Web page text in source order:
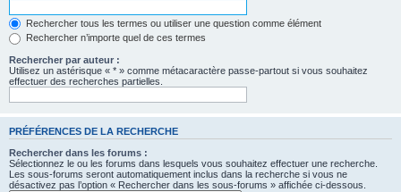
Rechercher tous les termes ou utiliser une question comme élément
Rechercher n’importe quel de ces termes
Rechercher par auteur :
Utilisez un astérisque « * » comme métacaractère passe-partout si vous souhaitez
effectuer des recherches partielles.
PRÉFÉRENCES DE LA RECHERCHE
Rechercher dans les forums :
Sélectionnez le ou les forums dans lesquels vous souhaitez effectuer une recherche.
Les sous-forums seront automatiquement inclus dans la recherche si vous ne
désactivez pas l’option « Rechercher dans les sous-forums » affichée ci-dessous.